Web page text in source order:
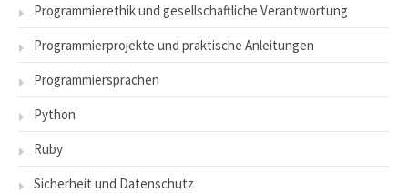
Programmierethik und gesellschaftliche Verantwortung
Programmierprojekte und praktische Anleitungen
Programmiersprachen
Python
Ruby
Sicherheit und Datenschutz